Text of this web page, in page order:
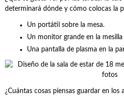
determinará dónde y cómo colocas la
Un portátil sobre la mesa.
Un monitor grande en la
Una pantalla de plasma en la
¿Cuántas cosas piensas guardar en los